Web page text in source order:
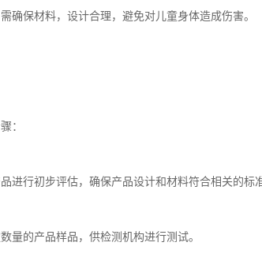
确保材料，设计合理，避免对儿童身体造成伤害。
：
进行初步评估，确保产品设计和材料符合相关的标
量的产品样品，供检测机构进行测试。